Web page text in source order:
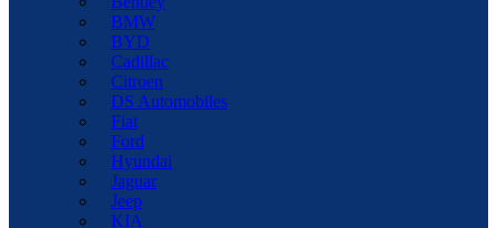
BMW
BYD
Cadillac
Citroen
DS Automobiles
Fiat
Ford
Hyundai
Jaguar
Jeep
KIA